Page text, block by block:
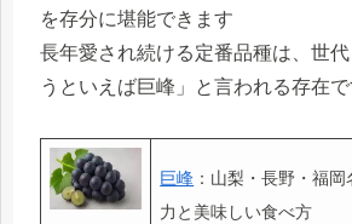
を存分に堪能できます
長年愛され続ける定番品種は、世
うといえば巨峰」と言われる存在
巨峰 ：山梨・長野・福
力と美味しい食べ方